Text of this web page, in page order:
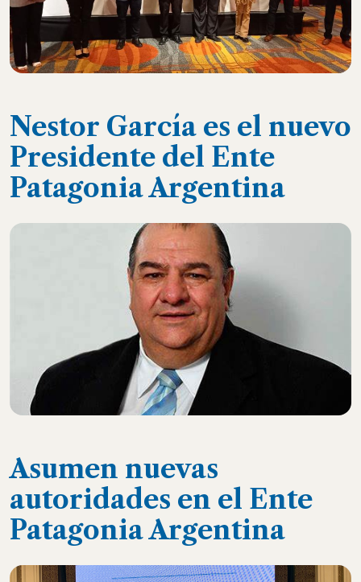
Nestor García es el nuevo
Presidente del Ente
Patagonia Argentina
Asumen nuevas
autoridades en el Ente
Patagonia Argentina